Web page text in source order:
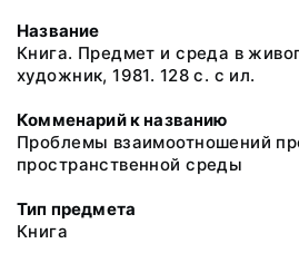
Название
Книга. Предмет и среда в
художник, 1981. 128 с. с ил.
Комменарий к названию
Проблемы взаимоотношений
пространственной среды
Тип предмета
Книга